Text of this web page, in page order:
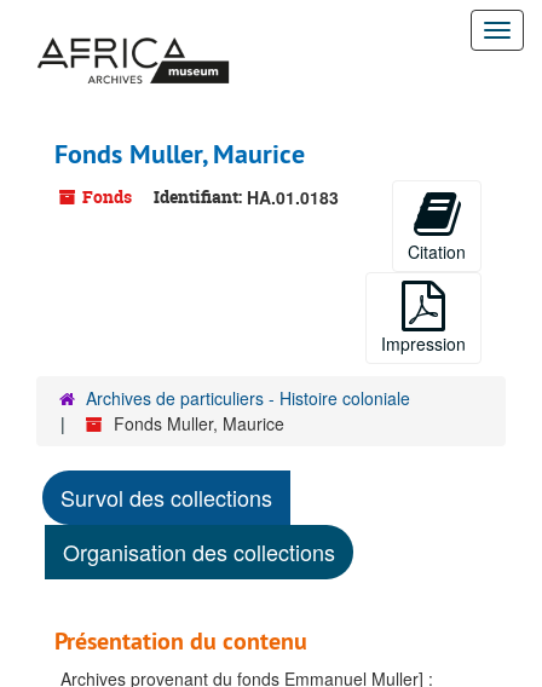
contenu
Fonds Muller, Maurice
Fonds Identifiant: HA.01.0183
Citation
Impression
Archives de particuliers - Histoire coloniale
Fonds Muller, Maurice
Survol des collections
Organisation des collections
Présentation du contenu
Archives provenant du fonds Emmanuel Muller] :